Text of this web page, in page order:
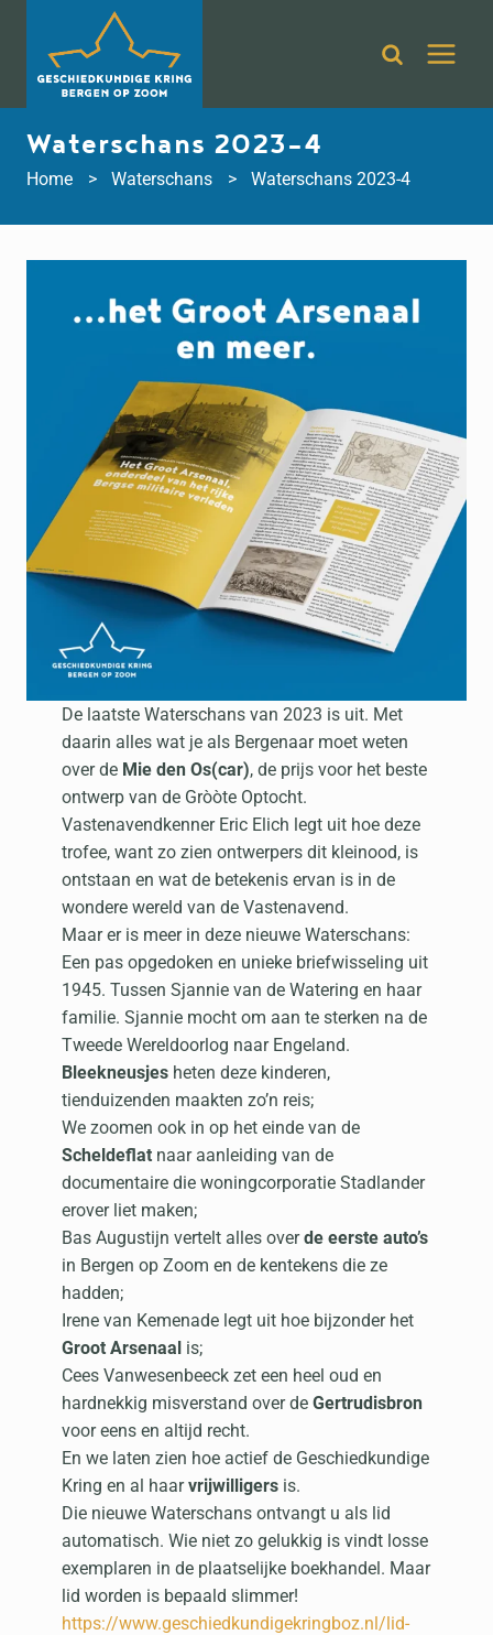
inhoud
Waterschans 2023-4
Home Waterschans Waterschans 2023-4
De laatste Waterschans van 2023 is uit. Met
daarin alles wat je als Bergenaar moet weten
over de Mie den Os(car), de prijs voor het beste
ontwerp van de Gròòte Optocht.
Vastenavendkenner Eric Elich legt uit hoe deze
trofee, want zo zien ontwerpers dit kleinood, is
ontstaan en wat de betekenis ervan is in de
wondere wereld van de Vastenavend.
Maar er is meer in deze nieuwe Waterschans:
Een pas opgedoken en unieke briefwisseling uit
1945. Tussen Sjannie van de Watering en haar
familie. Sjannie mocht om aan te sterken na de
Tweede Wereldoorlog naar Engeland.
Bleekneusjes heten deze kinderen,
tienduizenden maakten zo’n reis;
We zoomen ook in op het einde van de
Scheldeflat naar aanleiding van de
documentaire die woningcorporatie Stadlander
erover liet maken;
Bas Augustijn vertelt alles overde eerste auto’s
in Bergen op Zoom en de kentekens die ze
hadden;
Irene van Kemenade legt uit hoe bijzonder het
Groot Arsenaal is;
Cees Vanwesenbeeck zet een heel oud en
hardnekkig misverstand over de Gertrudisbron
voor eens en altijd recht.
En we laten zien hoe actief de Geschiedkundige
Kring en al haarvrijwilligers is.
Die nieuwe Waterschans ontvangt u als lid
automatisch. Wie niet zo gelukkig is vindt losse
exemplaren in de plaatselijke boekhandel. Maar
lid worden is bepaald slimmer!
https://www.geschiedkundigekringboz.nl/lid-